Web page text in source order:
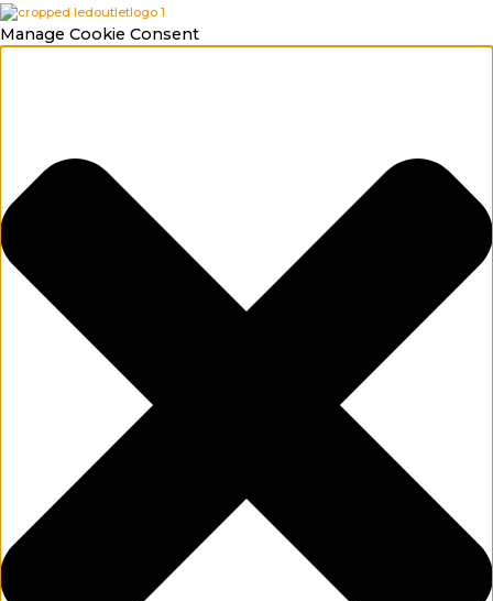
Manage Cookie Consent